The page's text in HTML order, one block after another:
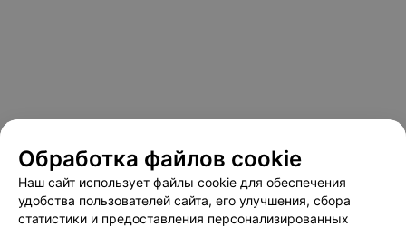
Обработка файлов cookie
Наш сайт использует файлы cookie для обеспечения
удобства пользователей сайта, его улучшения, сбора
статистики и предоставления персонализированных